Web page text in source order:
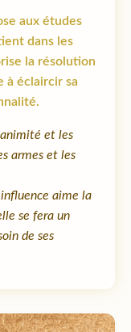
aux études
dans les
la résolution
à éclaircir sa
et les
armes et les
aime la
se fera un
de ses